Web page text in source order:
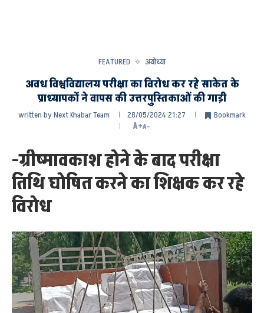
FEATURED अयोध्या
अवध विश्वविद्यालय परीक्षा का विरोध कर रहे साकेत के
प्राध्यापकों ने वापस की उत्तरपुस्तिकाओं की गाड़ी
written byNext Khabar Team 28/05/2024 21:27
Bookmark
A+A-
-ग्रीष्मावकाश होने के बाद परीक्षा
तिथि घोषित करने का शिक्षक कर रहे
विरोध